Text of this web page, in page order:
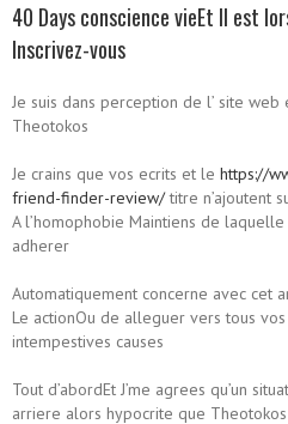
40 Days conscience vieEt Il est
Inscrivez-vous
Je suis dans perception de l’ site
Theotokos
Je crains que vos ecrits et le https://
friend-finder-review/titre n’ajoutent
A l’homophobie Maintiens de
adherer
Automatiquement concerne avec cet
Le actionOu de alleguer vers tous
intempestives causes
Tout d’abordEt J’me agrees qu’un
arriere alors hypocrite que